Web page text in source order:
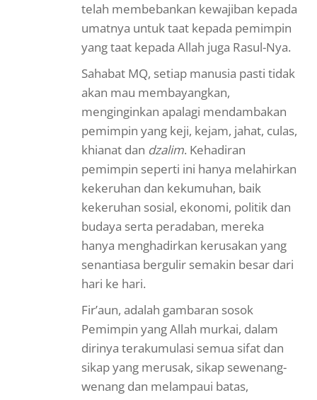
telah membebankan kewajiban kepada
umatnya untuk taat kepada pemimpin
yang taat kepada Allah juga Rasul-Nya.
Sahabat MQ, setiap manusia pasti tidak
akan mau membayangkan,
menginginkan apalagi mendambakan
pemimpin yang keji, kejam, jahat, culas,
khianat dan dzalim. Kehadiran
pemimpin seperti ini hanya melahirkan
kekeruhan dan kekumuhan, baik
kekeruhan sosial, ekonomi, politik dan
budaya serta peradaban, mereka
hanya menghadirkan kerusakan yang
senantiasa bergulir semakin besar dari
hari ke hari.
Fir’aun, adalah gambaran sosok
Pemimpin yang Allah murkai, dalam
dirinya terakumulasi semua sifat dan
sikap yang merusak, sikap sewenang-
wenang dan melampaui batas,